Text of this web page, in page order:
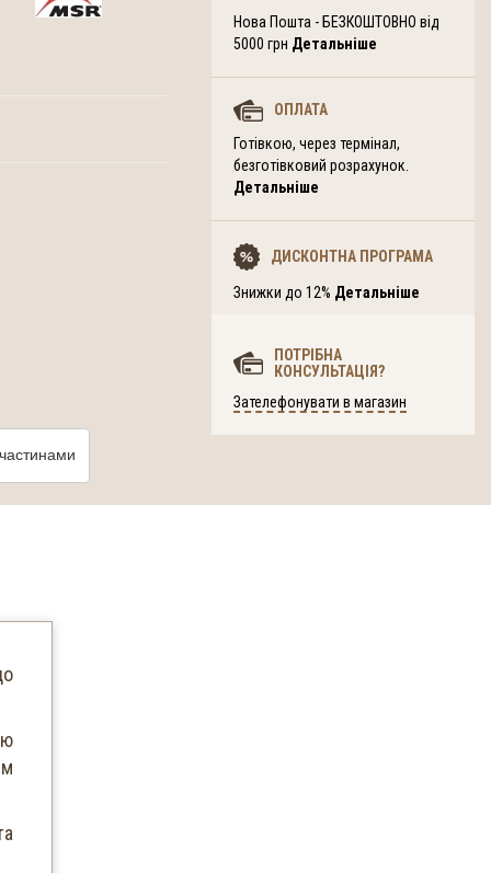
Нова Пошта - БЕЗКОШТОВНО від
5000 грн Детальніше
ОПЛАТА
Готівкою, через термінал,
безготівковий розрахунок.
Детальніше
ДИСКОНТНА ПРОГРАМА
Знижки до 12% Детальніше
ПОТРІБНА
КОНСУЛЬТАЦІЯ?
Зателефонувати в магазин